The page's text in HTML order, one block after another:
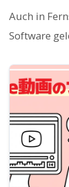
Auch in
Software